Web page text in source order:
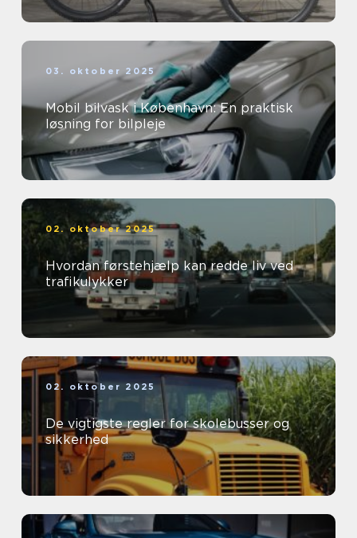
03. oktober 2025
Mobil bilvask i København: En praktisk
løsning for bilpleje
02. oktober 2025
Hvordan førstehjælp kan redde liv ved
trafikulykker
02. oktober 2025
De vigtigste regler for skolebusser og
sikkerhed